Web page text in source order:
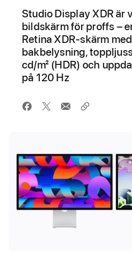
Studio Display XDR är
bildskärm för proffs –
Retina XDR-skärm
bakbelysning,
cd/m² (HDR) och
på 120 Hz